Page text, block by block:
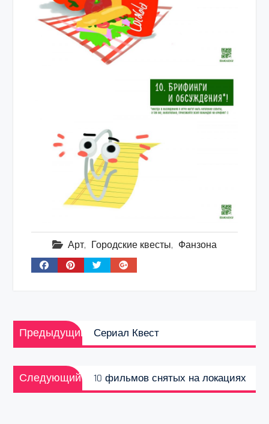
Арт, Городские квесты, Фанзона
Навигация
по
записям
Предыдущий
Предыдущая
запись:
Сериал Квест
Следующий
Следующая
запись:
10 фильмов снятых на локациях